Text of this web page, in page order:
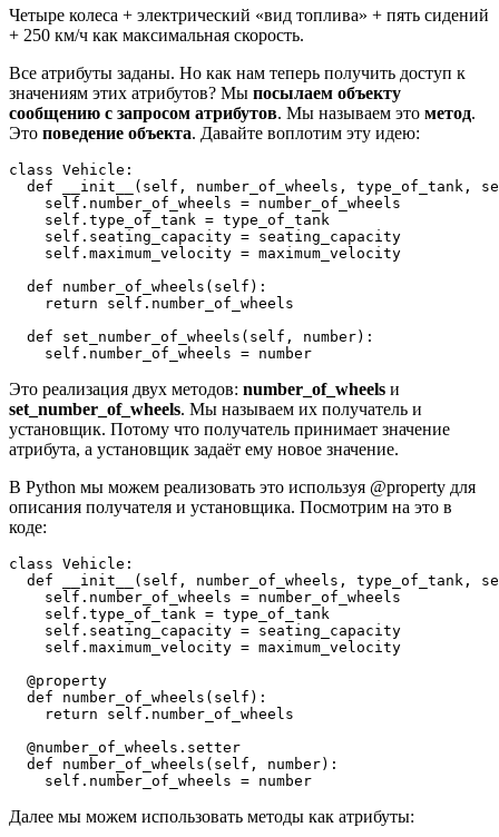
Четыре колеса + электрический «вид топлива» + пять сидений
+ 250 км/ч как максимальная скорость.
Все атрибуты заданы. Но как нам теперь получить доступ к
значениям этих атрибутов? Мы посылаем объекту
сообщению с запросом атрибутов. Мы называем это метод.
Это поведение объекта. Давайте воплотим эту идею:
class Vehicle:
def __init__(self, number_of_wheels, type_of_tank,
    self.number_of_wheels = number_of_wheels
    self.type_of_tank = type_of_tank
    self.seating_capacity = seating_capacity
    self.maximum_velocity = maximum_velocity
  def number_of_wheels(self):
    return self.number_of_wheels
  def set_number_of_wheels(self, number):
Это реализация двух методов: number_of_wheels и
set_number_of_wheels. Мы называем их получатель и
установщик. Потому что получатель принимает значение
атрибута, а установщик задаёт ему новое значение.
В Python мы можем реализовать это используя @property для
описания получателя и установщика. Посмотрим на это в
коде:
class Vehicle:
def __init__(self, number_of_wheels, type_of_tank,
    self.number_of_wheels = number_of_wheels
    self.type_of_tank = type_of_tank
    self.seating_capacity = seating_capacity
    self.maximum_velocity = maximum_velocity
  @property
  def number_of_wheels(self):
    return self.number_of_wheels
  @number_of_wheels.setter
  def number_of_wheels(self, number):
Далее мы можем использовать методы как атрибуты: